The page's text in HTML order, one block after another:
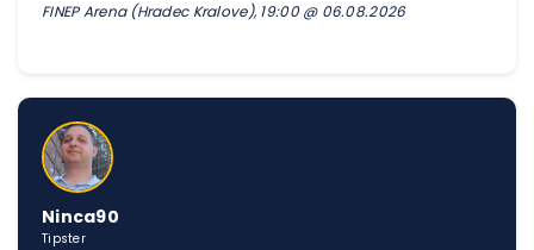
FINEP Arena (Hradec Kralove), 19:00 @ 06.08.2026
Ninca90
Tipster